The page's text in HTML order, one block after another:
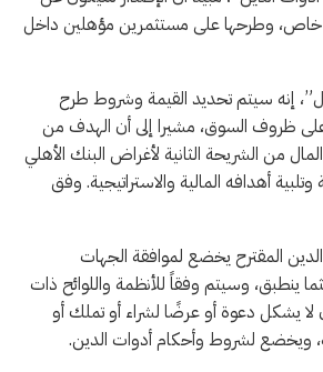
وطرحها على مستثمرين مؤهلين داخل
إنه سيتم تحديد القيمة وشروط طرح
على ظروف السوق، مشيرا إلى أن الهدف من
من الشريحة الثانية لأغراض البنك الأهلي
أهدافه المالية والاستراتيجية. وفق
المقترح يخضع لموافقة الجهات
ينطبق، وسيتم وفقاً للأنظمة واللوائح ذات
لا يشكل دعوة أو عرضًا لشراء أو تملك أو
ويخضع لشروط وأحكام أدوات الدين.